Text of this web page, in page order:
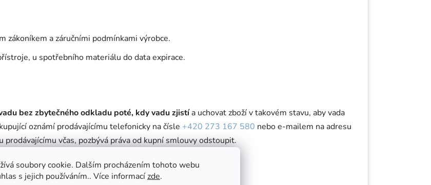
soubory cookie. Dalším procházením tohoto webu
s jejich používáním.. Více informacízde.
zákoníkem a záručními podmínkami výrobce.
u spotřebního materiálu do data expirace.
bez zbytečného odkladu poté, kdy vadu zjistía uchovat zboží v takovém stavu, aby vada
oznámí prodávajícímu telefonicky na čísle +420 273 167 580 nebo e-mailem na adresu
prodávajícímu včas, pozbývá práva od kupní smlouvy odstoupit.
výměnu, slevu nebo odstoupit od smlouvy dle povahy vady.
mailem, a zboží uchovat k posouzení.